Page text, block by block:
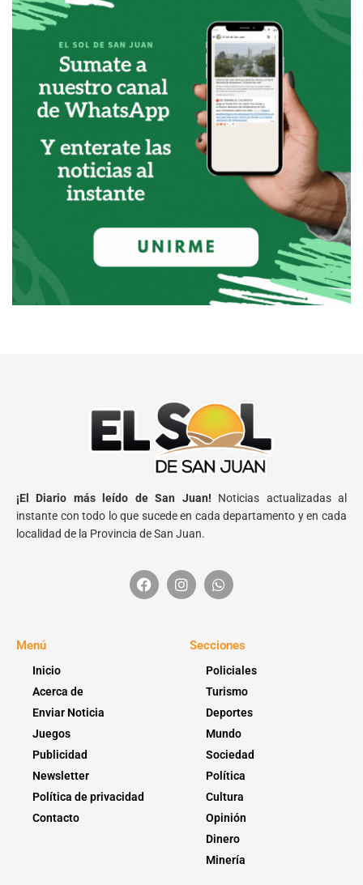
¡El Diario más leído de San Juan! Noticias actualizadas al
instante con todo lo que sucede en cada departamento y en cada
localidad de la Provincia de San Juan.
Menú
Inicio
Acerca de
Enviar Noticia
Juegos
Publicidad
Newsletter
Política de privacidad
Contacto
Secciones
Policiales
Turismo
Deportes
Mundo
Sociedad
Política
Cultura
Opinión
Dinero
Minería